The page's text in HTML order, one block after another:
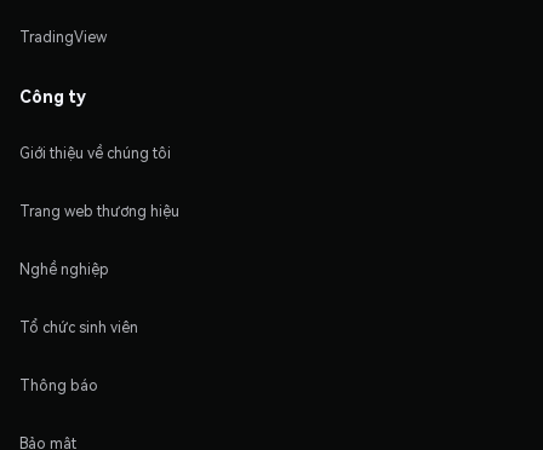
TradingView
Công ty
Giới thiệu về chúng tôi
Trang web thương hiệu
Nghề nghiệp
Tổ chức sinh viên
Thông báo
Bảo mật